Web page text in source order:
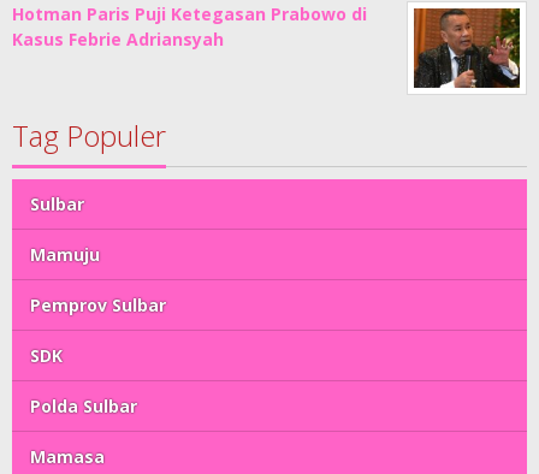
Hotman Paris Puji Ketegasan Prabowo di
Kasus Febrie Adriansyah
Tag Populer
Sulbar
Mamuju
Pemprov Sulbar
SDK
Polda Sulbar
Mamasa